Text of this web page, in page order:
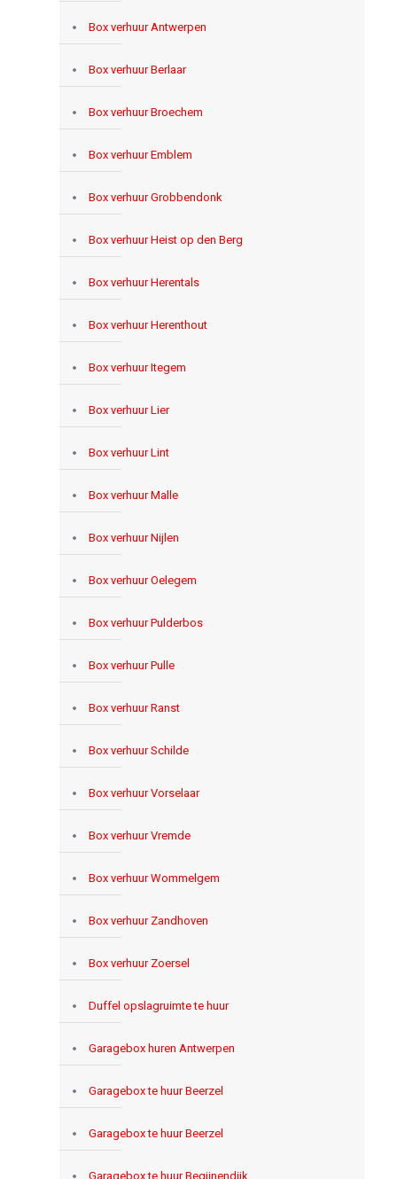
Box verhuur Antwerpen
Box verhuur Berlaar
Box verhuur Broechem
Box verhuur Emblem
Box verhuur Grobbendonk
Box verhuur Heist op den Berg
Box verhuur Herentals
Box verhuur Herenthout
Box verhuur Itegem
Box verhuur Lier
Box verhuur Lint
Box verhuur Malle
Box verhuur Nijlen
Box verhuur Oelegem
Box verhuur Pulderbos
Box verhuur Pulle
Box verhuur Ranst
Box verhuur Schilde
Box verhuur Vorselaar
Box verhuur Vremde
Box verhuur Wommelgem
Box verhuur Zandhoven
Box verhuur Zoersel
Duffel opslagruimte te huur
Garagebox huren Antwerpen
Garagebox te huur Beerzel
Garagebox te huur Beerzel
Garagebox te huur Begijnendijk